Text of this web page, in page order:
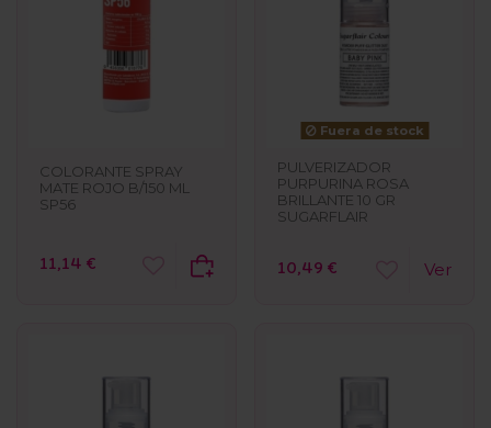
COLORANTE SPRAY
MATE ROJO B/150 ML
SP56
11,14 €
Fuera de stock
PULVERIZADOR
PURPURINA ROSA
BRILLANTE 10 GR
SUGARFLAIR
10,49 € Ver